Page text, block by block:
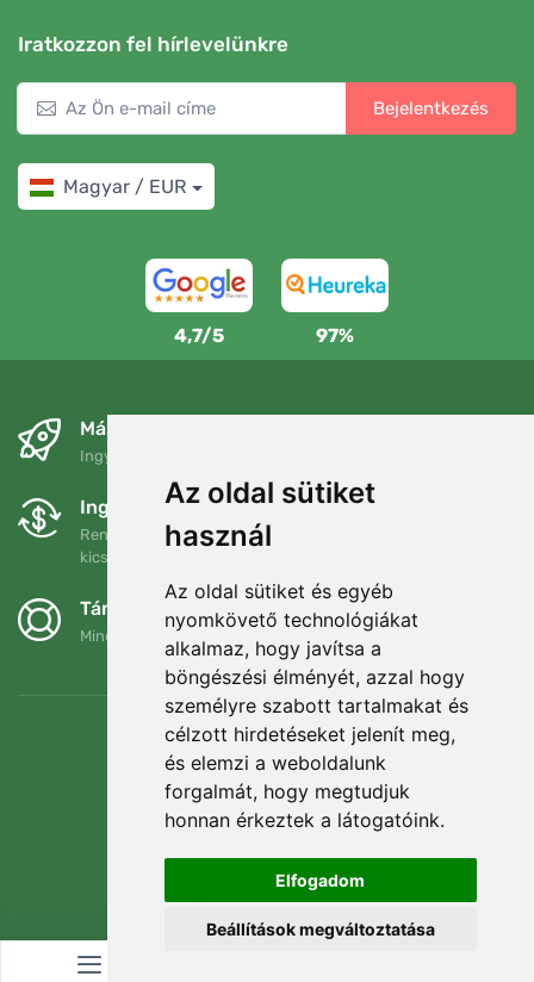
Az oldal sütiket
használ
Az oldal sütiket és egyéb
nyomkövető technológiákat
alkalmaz, hogy javítsa a
böngészési élményét, azzal hogy
személyre szabott tartalmakat és
célzott hirdetéseket jelenít meg,
és elemzi a weboldalunk
forgalmát, hogy megtudjuk
honnan érkeztek a látogatóink.
Elfogadom
Beállítások megváltoztatása
Iratkozzon fel hírlevelünkre
Bejelentkezés
Magyar / EUR
4,7/5 97%
Másnapra és ingyenesen
Ingyenes szállítás a következő összeg felett: 80 EUR
Ingyenes csere és visszaküldés
Rendelését 90 napon belül bármikor visszaküldheti vagy
kicserélheti.
Támogatjuk a Trees.org-ot
Minden megrendelésért ültetünk egy fát! Bővebben